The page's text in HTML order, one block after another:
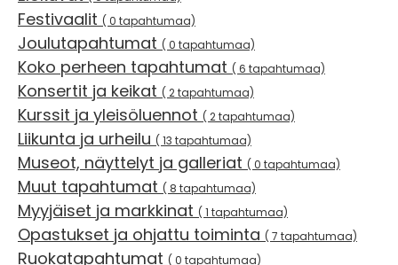
Festivaalit ( 0 tapahtumaa)
Joulutapahtumat ( 0 tapahtumaa)
Koko perheen tapahtumat ( 6 tapahtumaa)
Konsertit ja keikat ( 2 tapahtumaa)
Kurssit ja yleisöluennot ( 2 tapahtumaa)
Liikunta ja urheilu ( 13 tapahtumaa)
Museot, näyttelyt ja galleriat ( 0 tapahtumaa)
Muut tapahtumat ( 8 tapahtumaa)
Myyjäiset ja markkinat ( 1 tapahtumaa)
Opastukset ja ohjattu toiminta ( 7 tapahtumaa)
Ruokatapahtumat ( 0 tapahtumaa)